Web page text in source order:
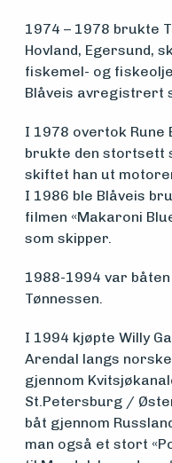
1974 – 1978 brukte
Hovland, Egersund,
fiskemel- og
Blåveis avregistrert
I 1978 overtok Rune
brukte den stortsett
skiftet han ut
I 1986 ble Blåveis
filmen «Makaroni
som skipper.
1988-1994 var
Tønnessen.
I 1994 kjøpte Willy
Arendal langs
gjennom
St.Petersburg /
båt gjennom
man også et stort